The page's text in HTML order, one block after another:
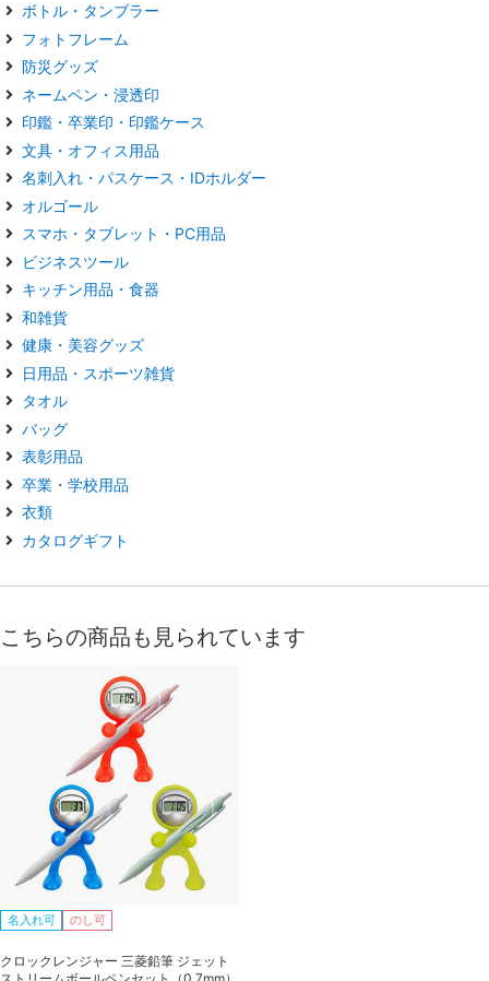
ボトル・タンブラー
フォトフレーム
防災グッズ
ネームペン・浸透印
印鑑・卒業印・印鑑ケース
文具・オフィス用品
名刺入れ・パスケース・IDホルダー
オルゴール
スマホ・タブレット・PC用品
ビジネスツール
キッチン用品・食器
和雑貨
健康・美容グッズ
日用品・スポーツ雑貨
タオル
バッグ
表彰用品
卒業・学校用品
衣類
カタログギフト
こちらの商品も見られています
名入れ可 のし可
クロックレンジャー 三菱鉛筆 ジェット